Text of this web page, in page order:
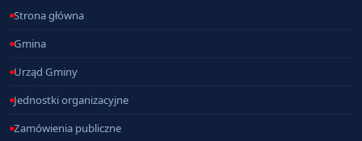
Strona główna
Gmina
Urząd Gminy
Jednostki organizacyjne
Zamówienia publiczne